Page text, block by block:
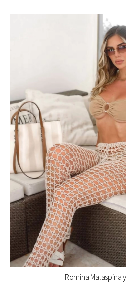
Romina Malaspina